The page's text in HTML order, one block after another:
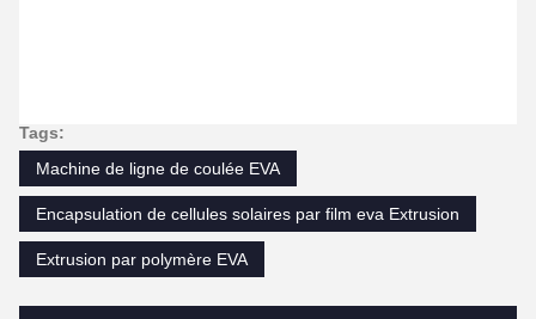
Tags:
Machine de ligne de coulée EVA
Encapsulation de cellules solaires par film eva Extrusion
Extrusion par polymère EVA